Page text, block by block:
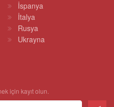
İspanya
İtalya
Rusya
Ukrayna
için kayıt olun.